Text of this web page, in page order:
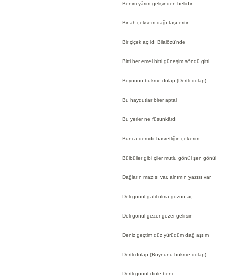
Benim yârim gelişinden bellidir
Bir ah çeksem dağı taşı eritir
Bir çiçek açıldı Bilalözü'nde
Bitti her emel bitti güneşim söndü gitti
Boynunu bükme dolap (Dertli dolap)
Bu haydutlar birer aptal
Bu yerler ne füsunkârdı
Bunca demdir hasretliğin çekerim
Bülbüller gibi çiler mutlu gönül şen gönül
Dağların mazısı var, alnımın yazısı var
Deli gönül gafil olma gözün aç
Deli gönül gezer gezer gelirsin
Deniz geçtim düz yürüdüm dağ aştım
Dertli dolap (Boynunu bükme dolap)
Dertli gönül dinle beni